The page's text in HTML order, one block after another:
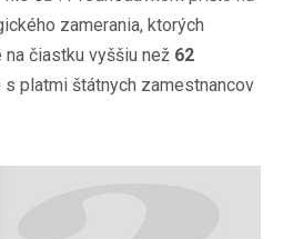
zamerania, ktorých
čiastku vyššiu než 62
s platmi štátnych zamestnancov